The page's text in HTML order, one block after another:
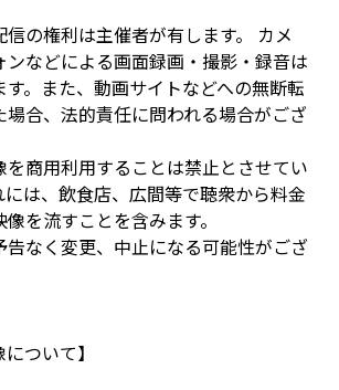
の権利は主催者が有します。 カメ
ンなどによる画面録画・撮影・録音は
。また、動画サイトなどへの無断転
場合、法的責任に問われる場合がござ
商用利用することは禁止とさせてい
には、飲食店、広間等で聴衆から料金
を流すことを含みます。
なく変更、中止になる可能性がござ
ついて】